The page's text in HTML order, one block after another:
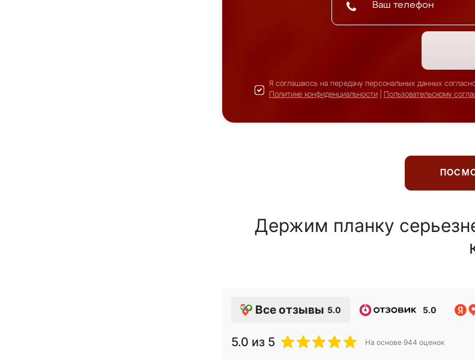
Я соглашаюсь на передачу персональных данных
Политике конфиденциальности
Пользовательскому
Держим планку
Все отзывы 5.0 5.0
5.0 из 5 На основе 944 оценок